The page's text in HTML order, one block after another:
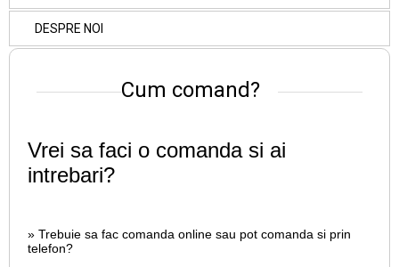
DESPRE NOI
Cum comand?
Vrei sa faci o comanda si ai
intrebari?
» Trebuie sa fac comanda online sau pot comanda si prin
telefon?